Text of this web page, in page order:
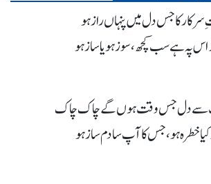
کا جس دل میں پنہاں راز ہو
پہ ہے سب کچھ، سوز ہو یا ساز ہو
سے دل جس وقت ہوں گے چاک چاک
خطرہ ہو، جس کا آپ سا دم ساز ہو